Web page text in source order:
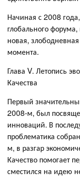
Начиная с 2008
глобального
новая,
момента.
Глава V. Летопись
Качества
Первый
2008-м, был
инноваций. В
проблематика
м, в разгар
Качество помогает
сместился на идею